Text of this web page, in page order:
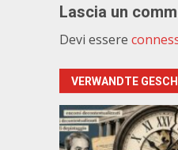
Lascia un
Devi essere
VERWANDTE